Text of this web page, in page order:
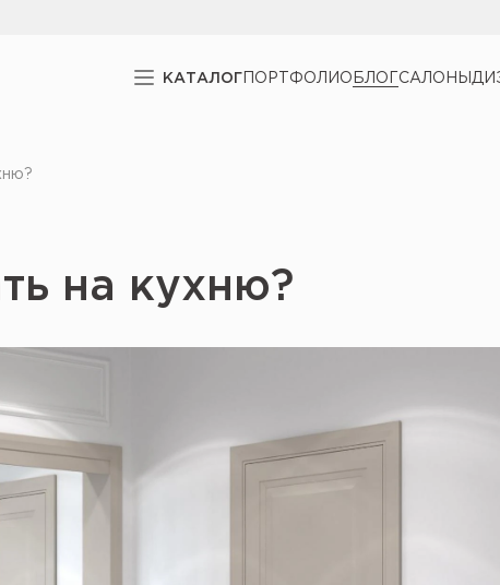
КАТАЛОГ ПОРТФОЛИО БЛОГСАЛОНЫ
на кухню?